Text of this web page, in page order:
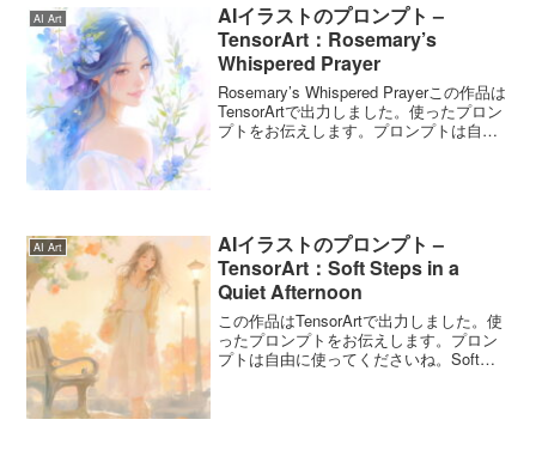
AI Art
AIイラストのプロンプト –
TensorArt：Rosemary’s
Whispered Prayer
Rosemary’s Whispered Prayerこの作品は
TensorArtで出力しました。使ったプロン
プトをお伝えします。プロンプトは自由
AI Art
AIイラストのプロンプト –
TensorArt：Soft Steps in a
Quiet Afternoon
この作品はTensorArtで出力しました。使
ったプロンプトをお伝えします。プロン
プトは自由に使ってくださいね。Soft